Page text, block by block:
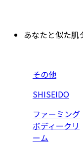
あなたと似た肌
その他
SHISEIDO
ファーミング
ボディークリ
ーム